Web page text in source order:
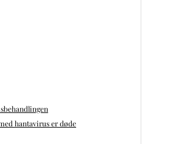
hantavirus er døde